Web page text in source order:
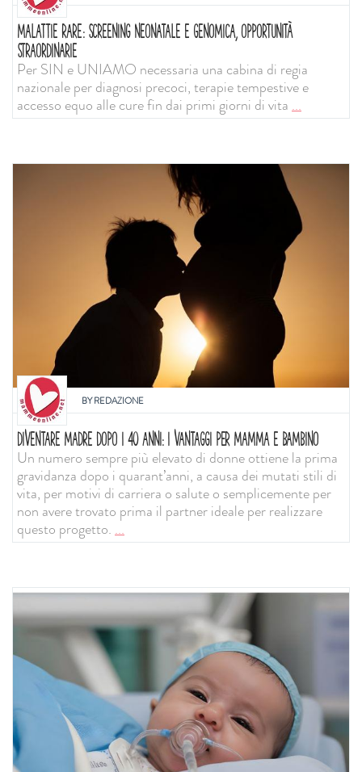
MALATTIE RARE: SCREENING NEONATALE E GENOMICA, OPPORTUNITÀ
STRAORDINARIE
Per SIN e UNIAMO necessaria una cabina di regia
nazionale per diagnosi precoci, terapie tempestive e
accesso equo alle cure fin dai primi giorni di vita ...
BYREDAZIONE
DIVENTARE MADRE DOPO I 40 ANNI: I VANTAGGI PER MAMMA E BAMBINO
Un numero sempre più elevato di donne ottiene la prima
gravidanza dopo i quarant’anni, a causa dei mutati stili di
vita, per motivi di carriera o salute o semplicemente per
non avere trovato prima il partner ideale per realizzare
questo progetto....